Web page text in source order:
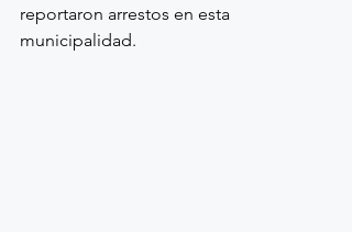
reportaron arrestos en esta
municipalidad.